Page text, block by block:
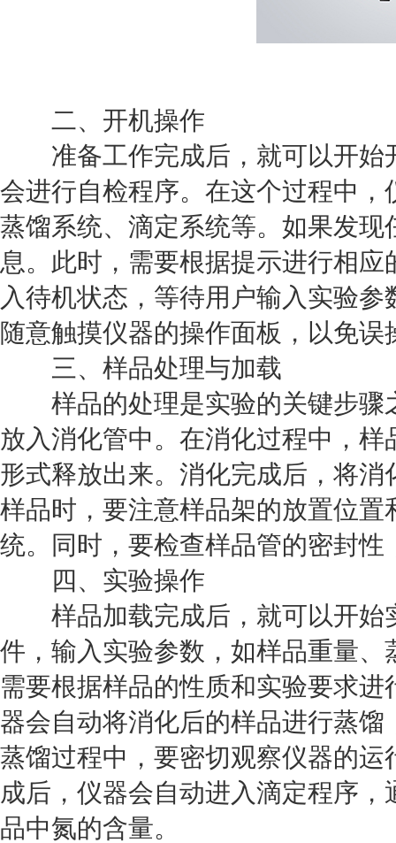
二、开机操作
准备工作完成后，就可以开始
会进行自检程序。在这个过程中
蒸馏系统、滴定系统等。如果发
息。此时，需要根据提示进行相
入待机状态，等待用户输入实验
随意触摸仪器的操作面板，以免误
三、样品处理与加载
样品的处理是实验的关键步骤
放入消化管中。在消化过程中，
形式释放出来。消化完成后，将
样品时，要注意样品架的放置位
统。同时，要检查样品管的密封
四、实验操作
样品加载完成后，就可以开始
件，输入实验参数，如样品重量
需要根据样品的性质和实验要求
器会自动将消化后的样品进行蒸
蒸馏过程中，要密切观察仪器的
成后，仪器会自动进入滴定程序
品中氮的含量。